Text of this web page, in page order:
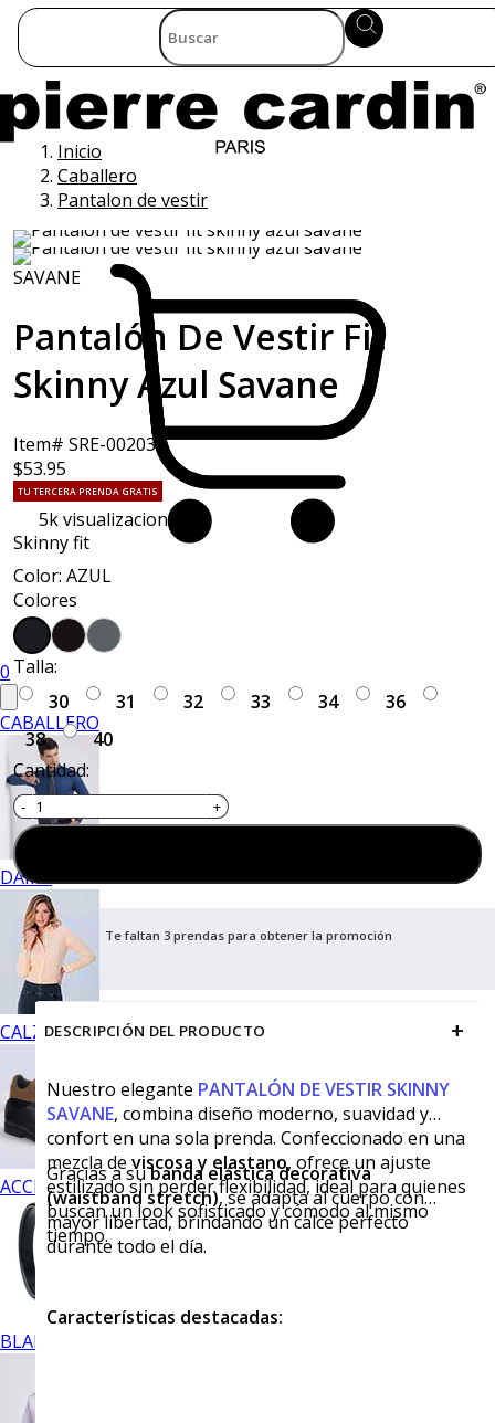
0
CABALLERO
DAMA
CALZADO
ACCESORIOS
BLANCOS
Inicio
Caballero
Pantalon de vestir
SAVANE
Pantalón De Vestir Fit
Skinny Azul Savane
Item# SRE-002031
$53.95
TU TERCERA PRENDA GRATIS
5kvisualizaciones
Skinny fit
Color: AZUL
Colores
Talla:
30
31 32 33 34
36
38
40
Cantidad:
Te faltan 3 prendas para obtener la promoción
DESCRIPCIÓN DEL PRODUCTO +
Nuestro elegante PANTALÓN DE VESTIR SKINNY
SAVANE, combina diseño moderno, suavidad y
confort en una sola prenda. Confeccionado en una
mezcla de viscosa y elastano, ofrece un ajuste
estilizado sin perder flexibilidad, ideal para quienes
buscan un look sofisticado y cómodo al mismo
tiempo.
Gracias a subanda elástica decorativa
(waistband stretch), se adapta al cuerpo con
mayor libertad, brindando un calce perfecto
durante todo el día.
Características destacadas: